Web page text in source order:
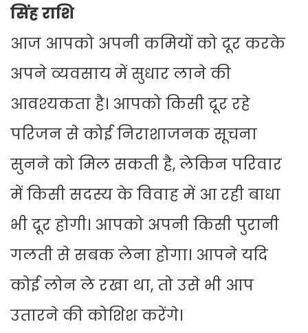
सिंह राशि
आज आपको अपनी कमियों को दूर करके
अपने व्यवसाय में सुधार लाने की
आवश्यकता है। आपको किसी दूर रहे
परिजन से कोई निराशाजनक सूचना
सुनने को मिल सकती है, लेकिन परिवार
में किसी सदस्य के विवाह में आ रही बाधा
भी दूर होगी। आपको अपनी किसी पुरानी
गलती से सबक लेना होगा। आपने यदि
कोई लोन ले रखा था, तो उसे भी आप
उतारने की कोशिश करेंगे।